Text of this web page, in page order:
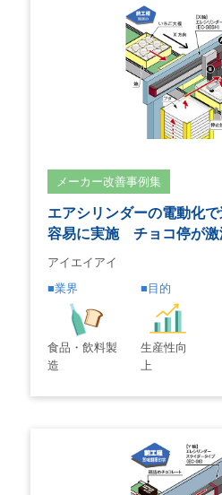
メーカー改善事例集
エアシリンダーの電動化
容易に実施 チョコ停が激
アイエイアイ
業界
食品・飲料製
造
目的
生産性向
上